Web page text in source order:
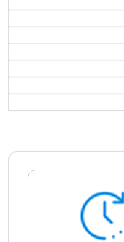
演奏会用アレグロ
Allegro de Concert
作曲者：ショパ
Chopin
ボレロ Op.19
Bolero Op.19
作曲者：ショパ
Chopin
3つの新しい練習
3 Nouvelle Etudes
作曲者：ショパ
Chopin
3つの新しい練習
3 Nouvelle Etudes
作曲者：ショパ
Chopin
3つの新しい練習
3 Nouvelle Etudes
作曲者：ショパ
プレリュード 嬰ハ
Prelude cis-moll
華麗なる変奏曲
作曲者：ショパ